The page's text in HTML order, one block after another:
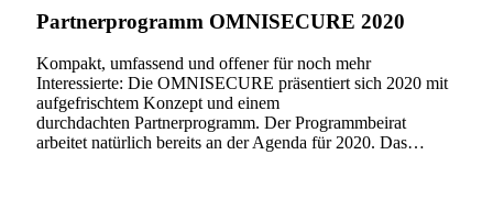
Partnerprogramm OMNISECURE 2020
Kompakt, umfassend und offener für noch mehr
Interessierte: Die OMNISECURE präsentiert sich 2020 mit
aufgefrischtem Konzept und einem
durchdachten Partnerprogramm. Der Programmbeirat
arbeitet natürlich bereits an der Agenda für 2020. Das…